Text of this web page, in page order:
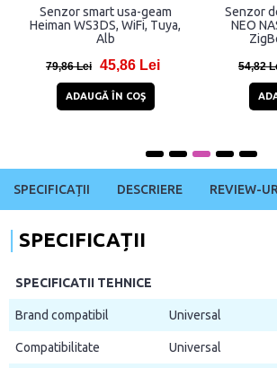
Senzor smart usa-geam
Heiman WS3DS, WiFi, Tuya,
Alb
79,86 Lei 45,86 Lei
ADAUGĂ ÎN COŞ
Senzor
NEO
54,82
SPECIFICAȚII DESCRIERE REVIEW-
SPECIFICAȚII
SPECIFICATII TEHNICE
Brand compatibil Universal
Compatibilitate Universal